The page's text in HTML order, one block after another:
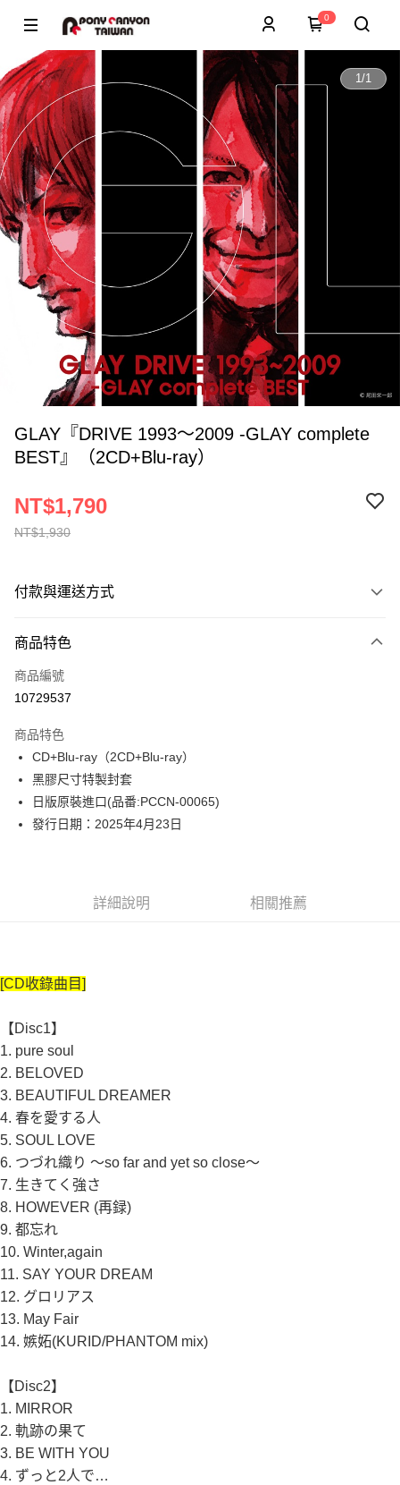
0
1/1
GLAY『DRIVE 1993～2009 -GLAY complete
BEST』（2CD+Blu-ray）
NT$1,930
NT$1,790
付款與運送方式
信用卡一次付款
超商取貨付款
Apple Pay
街口支付
悠遊付
每筆NT$59
每筆NT$60
每筆NT$60
7-11取貨付款
每筆NT$59
付款後7-11取貨
每筆NT$59
宅配
每筆NT$150
離島宅配
每筆NT$280
商品特色
商品編號
10729537
商品特色
CD+Blu-ray（2CD+Blu-ray）
黑膠尺寸特製封套
日版原裝進口(品番:PCCN-00065)
發行日期：2025年4月23日
詳細說明 相關推薦
[CD收錄曲目]
【Disc1】
1. pure soul
2. BELOVED
3. BEAUTIFUL DREAMER
4. 春を愛する人
5. SOUL LOVE
6. つづれ織り ～so far and yet so close～
7. 生きてく強さ
8. HOWEVER (再録)
9. 都忘れ
10. Winter,again
11. SAY YOUR DREAM
12. グロリアス
13. May Fair
14. 嫉妬(KURID/PHANTOM mix)
【Disc2】
1. MIRROR
2. 軌跡の果て
3. BE WITH YOU
4. ずっと2人で…